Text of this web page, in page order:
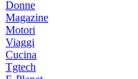
Donne
Magazine
Motori
Viaggi
Cucina
Tgtech